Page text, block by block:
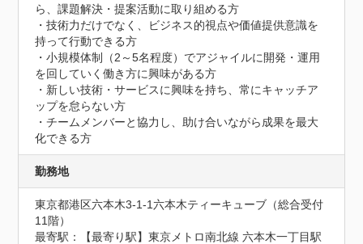
ら、課題解決・提案活動に取り組める方
・技術力だけでなく、ビジネス的視点や価値提供意識を
持って行動できる方
・小規模体制（2～5名程度）でアジャイルに開発・運用
を回していく働き方に興味がある方
・新しい技術・サービスに興味を持ち、常にキャッチア
ップを怠らない方
・チームメンバーと協力し、助け合いながら成果を最大
化できる方
勤務地
東京都港区六本木3-1-1六本木ティーキューブ（総合受付
11階）
最寄駅：【最寄り駅】東京メトロ南北線 六本木一丁目駅